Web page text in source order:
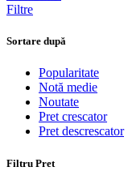
Filtre
Sortare după
Popularitate
Notă medie
Noutate
Pret crescator
Pret descrescator
Filtru Pret